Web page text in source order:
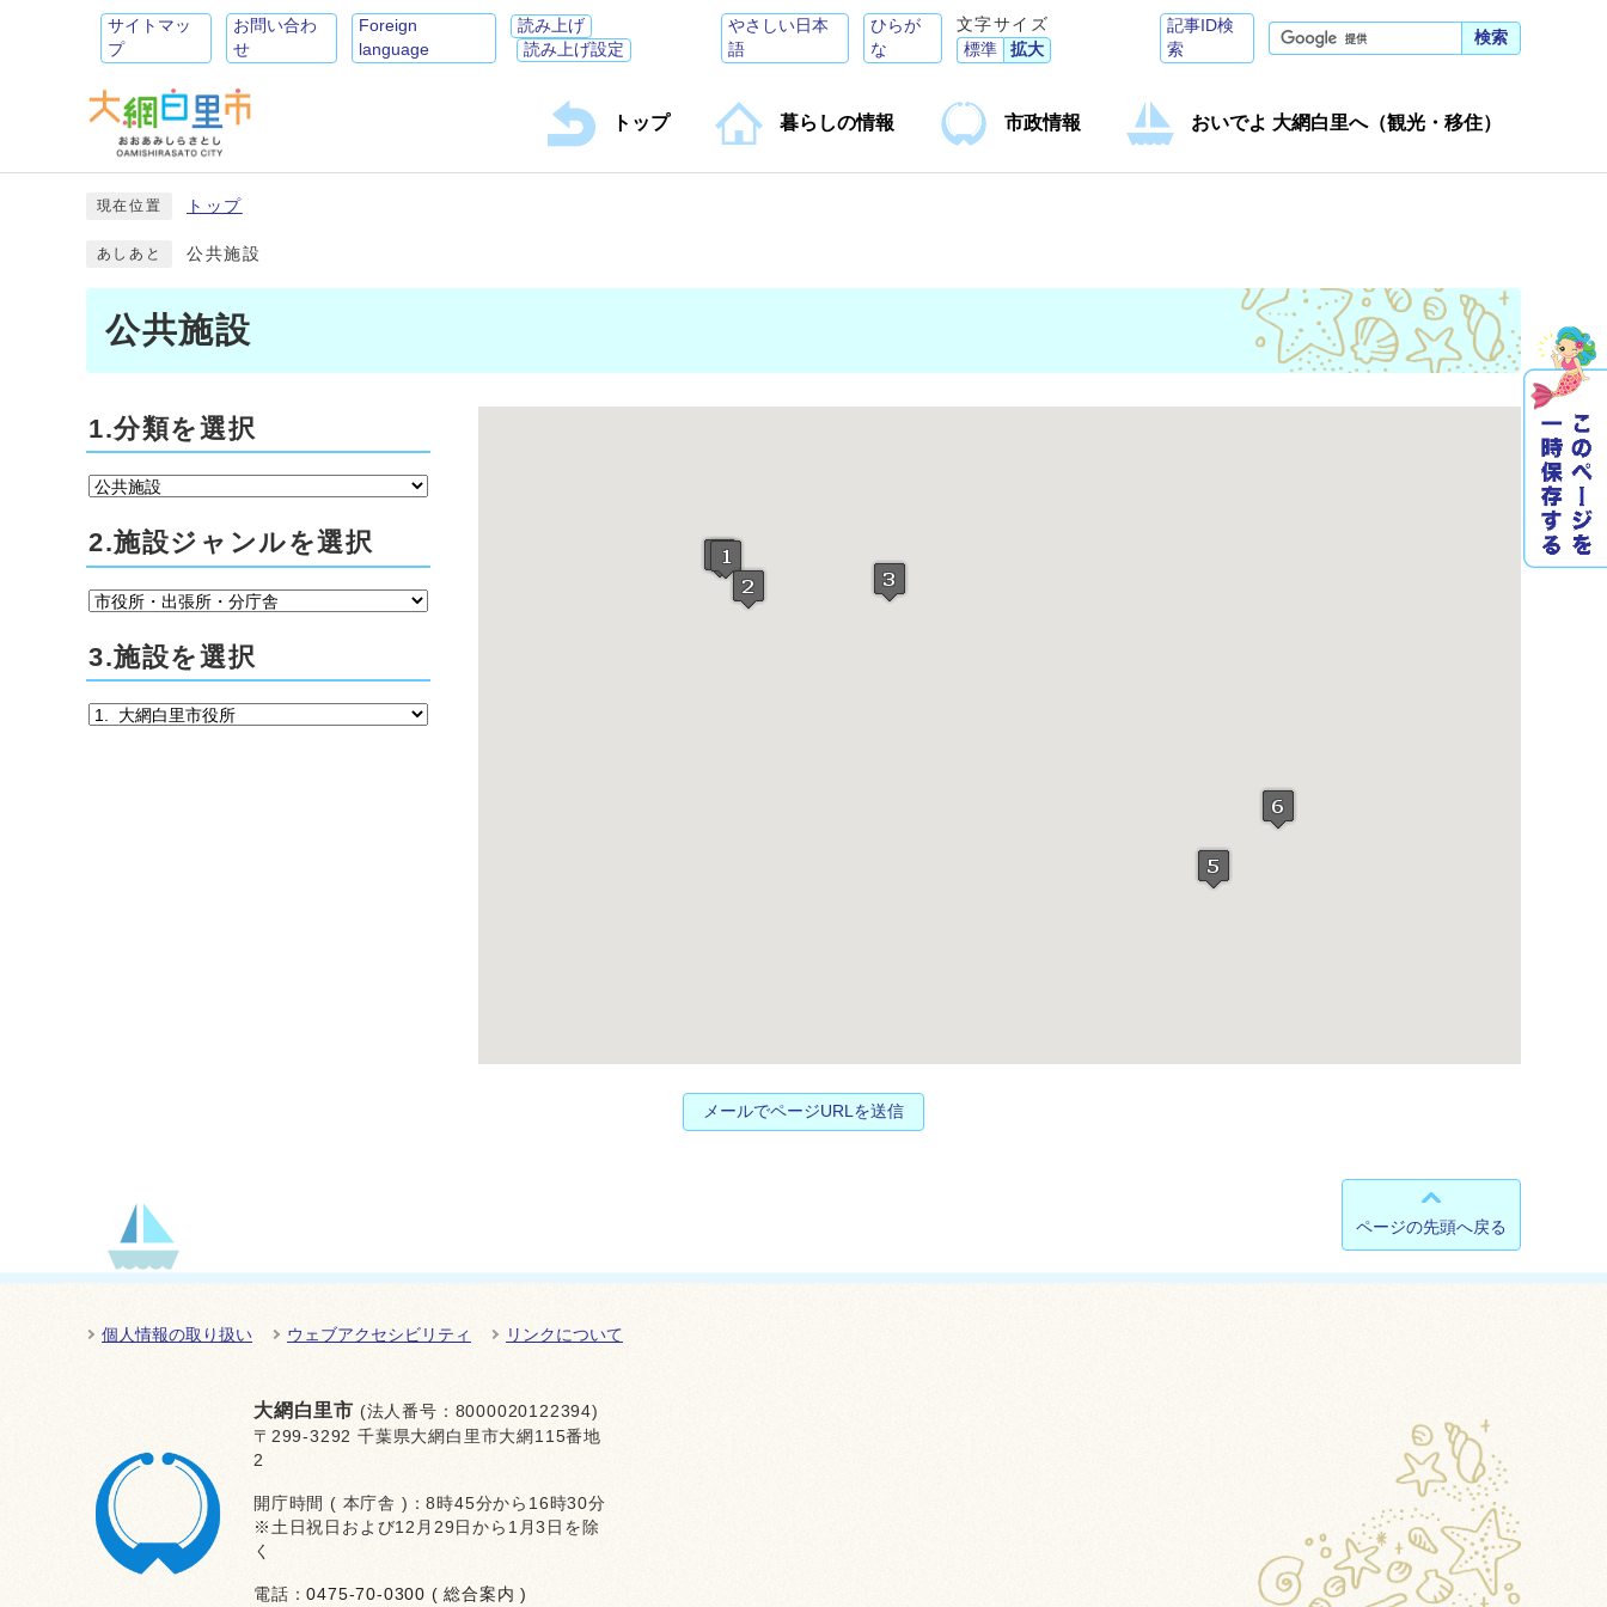
サイトマッ
プ
お問い合わ
せ
Foreign
language
読み上げ
読み上げ設定
やさしい日本
語
ひらが
な
文字サイズ
標準
拡大
記事ID検
索
検索
トップ 暮らしの情報 市政情報 おいでよ 大網白里へ（観光・移住）
現在位置 トップ
あしあと 公共施設
公共施設
1.分類を選択
2.施設ジャンルを選択
3.施設を選択
メールでページURLを送信
ページの先頭へ戻る
個人情報の取り扱い ウェブアクセシビリティ リンクについて
大網白里市 (法人番号：8000020122394)
〒299-3292 千葉県大網白里市大網115番地
2
開庁時間 ( 本庁舎 )：8時45分から16時30分
※土日祝日および12月29日から1月3日を除
く
電話：0475-70-0300 ( 総合案内 )